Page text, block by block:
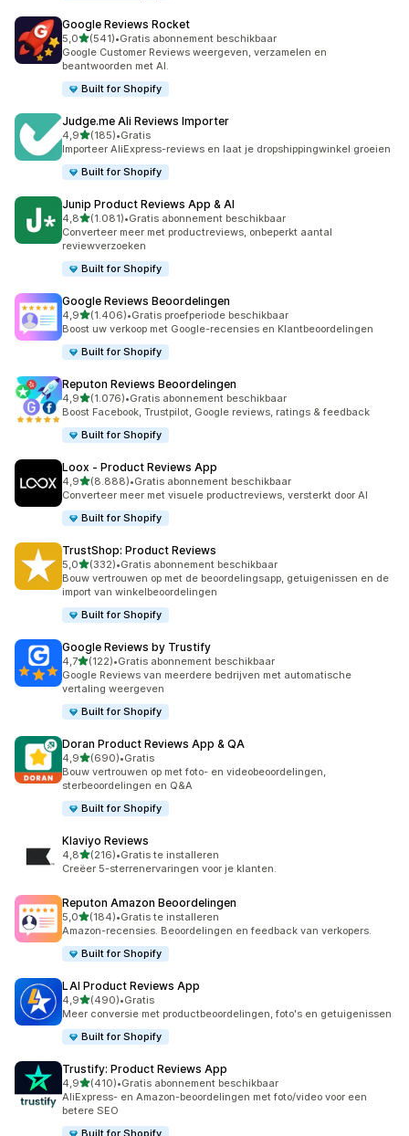
Google Reviews Rocket
5,0van 5 sterren
(541)
541 recensies in totaal
•Gratis abonnement beschikbaar
Google Customer Reviews weergeven, verzamelen en
beantwoorden met AI.
Built for Shopify
Judge.me Ali Reviews Importer
4,9van 5 sterren
(185)
185 recensies in totaal
•Gratis
Importeer AliExpress-reviews en laat je dropshippingwinkel groeien
Built for Shopify
Junip Product Reviews App & AI
4,8van 5 sterren
(1.081)
1081 recensies in totaal
•Gratis abonnement beschikbaar
Converteer meer met productreviews, onbeperkt aantal
reviewverzoeken
Built for Shopify
Google Reviews Beoordelingen
4,9van 5 sterren
(1.406)
1406 recensies in totaal
•Gratis proefperiode beschikbaar
Boost uw verkoop met Google-recensies en Klantbeoordelingen
Built for Shopify
Reputon Reviews Beoordelingen
4,9van 5 sterren
(1.076)
1076 recensies in totaal
•Gratis abonnement beschikbaar
Boost Facebook, Trustpilot, Google reviews, ratings & feedback
Built for Shopify
Loox ‑ Product Reviews App
4,9van 5 sterren
(8.888)
8888 recensies in totaal
•Gratis abonnement beschikbaar
Converteer meer met visuele productreviews, versterkt door AI
Built for Shopify
TrustShop: Product Reviews
5,0van 5 sterren
(332)
332 recensies in totaal
•Gratis abonnement beschikbaar
Bouw vertrouwen op met de beoordelingsapp, getuigenissen en de
import van winkelbeoordelingen
Built for Shopify
Google Reviews by Trustify
4,7van 5 sterren
(122)
122 recensies in totaal
•Gratis abonnement beschikbaar
Google Reviews van meerdere bedrijven met automatische
vertaling weergeven
Built for Shopify
Doran Product Reviews App & QA
4,9van 5 sterren
(690)
690 recensies in totaal
•Gratis
Bouw vertrouwen op met foto- en videobeoordelingen,
sterbeoordelingen en Q&A
Built for Shopify
Klaviyo Reviews
4,8van 5 sterren
(216)
216 recensies in totaal
•Gratis te installeren
Creëer 5-sterrenervaringen voor je klanten.
Reputon Amazon Beoordelingen
5,0van 5 sterren
(184)
184 recensies in totaal
•Gratis te installeren
Amazon-recensies. Beoordelingen en feedback van verkopers.
Built for Shopify
LAI Product Reviews App
4,9van 5 sterren
(490)
490 recensies in totaal
•Gratis
Meer conversie met productbeoordelingen, foto's en getuigenissen
Built for Shopify
Trustify: Product Reviews App
4,9van 5 sterren
(410)
410 recensies in totaal
•Gratis abonnement beschikbaar
AliExpress- en Amazon-beoordelingen met foto/video voor een
betere SEO